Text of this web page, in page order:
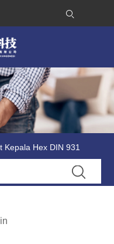
Kepala Hex DIN 931